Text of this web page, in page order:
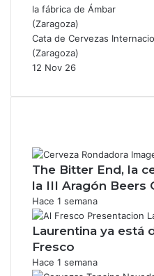
Cata de Cervezas
(Zaragoza)
12 Nov 26
The Bitter End, la
la III Aragón Beers
Hace 1 semana
Laurentina ya está
Fresco
Hace 1 semana